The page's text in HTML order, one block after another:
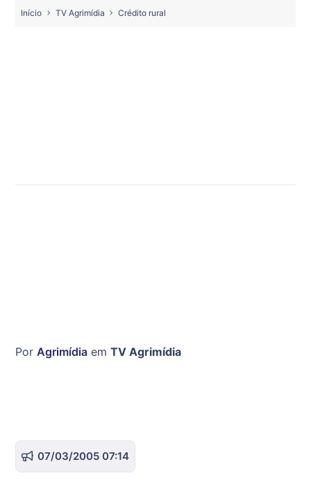
Início TV Agrimídia Crédito rural
Por Agrimídia em TV Agrimídia
07/03/2005 07:14